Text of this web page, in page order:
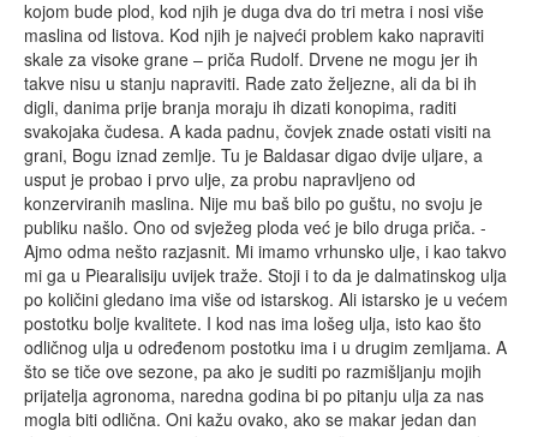
kojom bude plod, kod njih je duga dva do tri metra i nosi više
maslina od listova. Kod njih je najveći problem kako napraviti
skale za visoke grane – priča Rudolf. Drvene ne mogu jer ih
takve nisu u stanju napraviti. Rade zato željezne, ali da bi ih
digli, danima prije branja moraju ih dizati konopima, raditi
svakojaka čudesa. A kada padnu, čovjek znade ostati visiti na
grani, Bogu iznad zemlje. Tu je Baldasar digao dvije uljare, a
usput je probao i prvo ulje, za probu napravljeno od
konzerviranih maslina. Nije mu baš bilo po guštu, no svoju je
publiku našlo. Ono od svježeg ploda već je bilo druga priča. -
Ajmo odma nešto razjasnit. Mi imamo vrhunsko ulje, i kao takvo
mi ga u Piearalisiju uvijek traže. Stoji i to da je dalmatinskog ulja
po količini gledano ima više od istarskog. Ali istarsko je u većem
postotku bolje kvalitete. I kod nas ima lošeg ulja, isto kao što
odličnog ulja u određenom postotku ima i u drugim zemljama. A
što se tiče ove sezone, pa ako je suditi po razmišljanju mojih
prijatelja agronoma, naredna godina bi po pitanju ulja za nas
mogla biti odlična. Oni kažu ovako, ako se makar jedan dan